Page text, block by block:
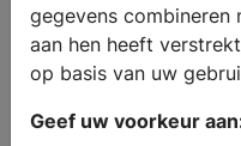
gegevens combineren
aan hen heeft
op basis van uw
Geef uw voorkeur